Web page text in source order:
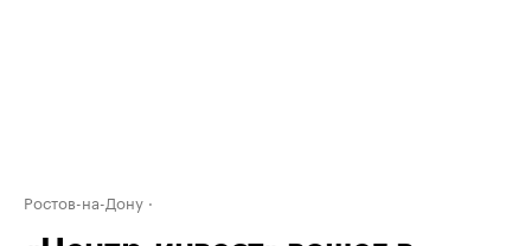
Ростов-на-Дону